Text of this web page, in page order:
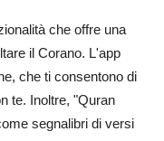
che offre una
il Corano. L'app
che ti consentono di
te. Inoltre, "Quran
segnalibri di versi